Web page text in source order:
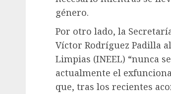
género.
Por otro lado, la
Víctor Rodríguez Padilla
Limpias (INEEL) “nunca
actualmente el
que, tras los recientes